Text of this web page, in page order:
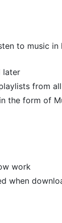
to music
later
from
the form of
work
when